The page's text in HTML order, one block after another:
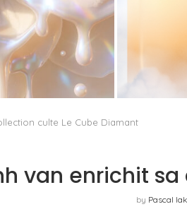
DU FLORAL
VIVANTE
AVEC
culte Le Cube Diamant
van enrichit
by Pascal